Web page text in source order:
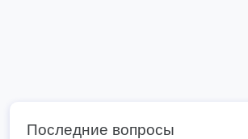
Последние вопросы